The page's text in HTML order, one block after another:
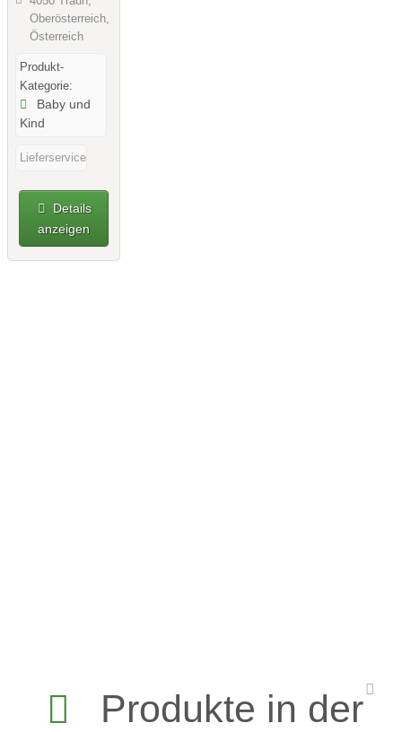
Oberösterreich,
Österreich
Produkt-
Kategorie:
Baby und
Kind
Lieferservice
Details
anzeigen
Produkte in der